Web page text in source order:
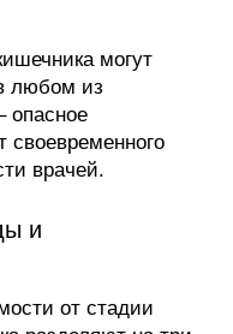
могут
любом из
опасное
своевременного
врачей.
и
от стадии